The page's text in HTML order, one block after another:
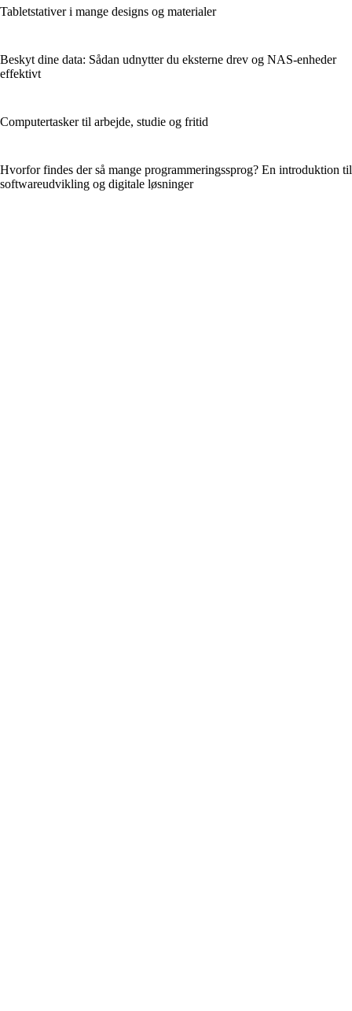
Tabletstativer i mange designs og materialer
Beskyt dine data: Sådan udnytter du eksterne drev og NAS-enheder
effektivt
Computertasker til arbejde, studie og fritid
Hvorfor findes der så mange programmeringssprog? En introduktion til
softwareudvikling og digitale løsninger